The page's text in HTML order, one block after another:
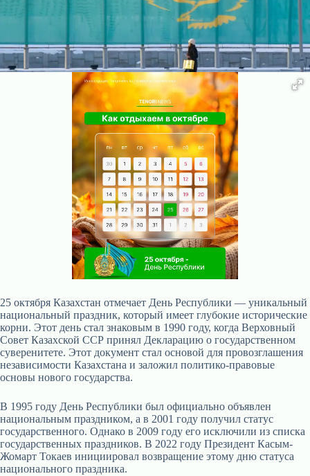
25 октября Казахстан отмечает День Республики — уникальный
национальный праздник, который имеет глубокие исторические
корни. Этот день стал знаковым в 1990 году, когда Верховный
Совет Казахской ССР принял Декларацию о государственном
суверенитете. Этот документ стал основой для провозглашения
независимости Казахстана и заложил политико-правовые
основы нового государства.
В 1995 году День Республики был официально объявлен
национальным праздником, а в 2001 году получил статус
государственного. Однако в 2009 году его исключили из списка
государственных праздников. В 2022 году Президент Касым-
Жомарт Токаев инициировал возвращение этому дню статуса
национального праздника.